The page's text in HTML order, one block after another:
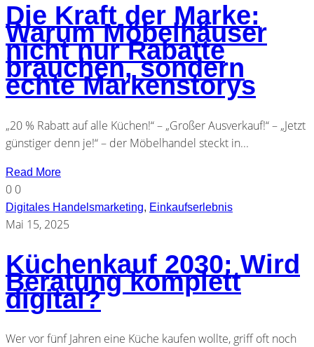
Die Kraft der Marke:
Warum Möbelhäuser
nicht nur Rabatte
brauchen, sondern
echte Markenstorys
„20 % Rabatt auf alle Küchen!“ – „Großer Ausverkauf!“ – „Jetzt
günstiger denn je!“ – der Möbelhandel steckt in...
Read More
0 0
Digitales Handelsmarketing, Einkaufserlebnis
Mai 15, 2025
Küchenkauf 2030: Wird
Beratung komplett
digital?
Wer vor fünf Jahren eine Küche kaufen wollte, griff oft noch